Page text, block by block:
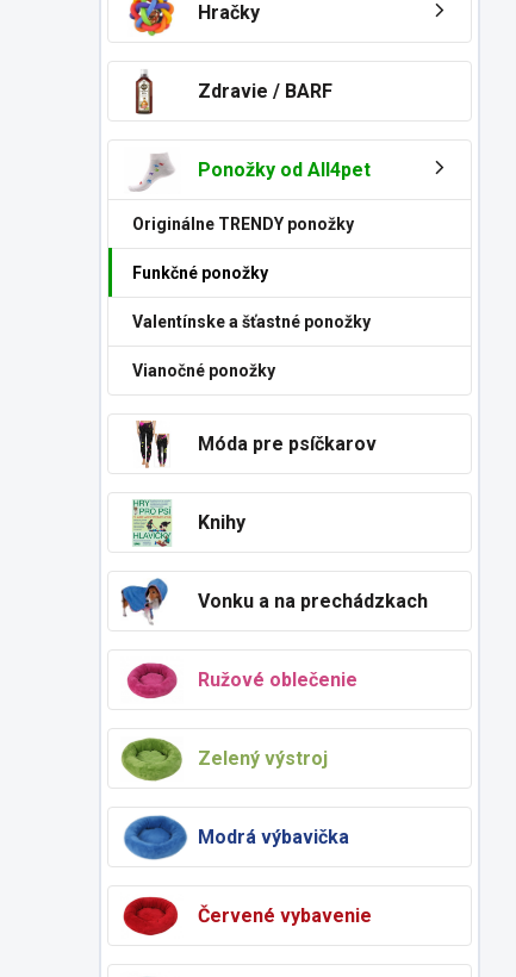
Hračky
Zdravie / BARF
Ponožky od All4pet
Originálne TRENDY ponožky
Funkčné ponožky
Valentínske a šťastné ponožky
Vianočné ponožky
Móda pre psíčkarov
Knihy
Vonku a na prechádzkach
Ružové oblečenie
Zelený výstroj
Modrá výbavička
Červené vybavenie